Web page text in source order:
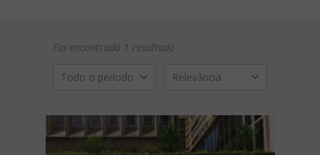
Foi encontrado 1 resultado
Todo o período Relevância